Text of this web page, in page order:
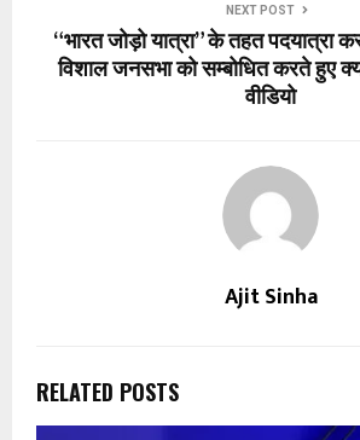
NEXT POST
“भारत जोड़ो यात्रा” के तहत पदयात्रा
विशाल जनसभा को सम्बोधित करते हुए
वीडियो
Ajit Sinha
RELATED POSTS